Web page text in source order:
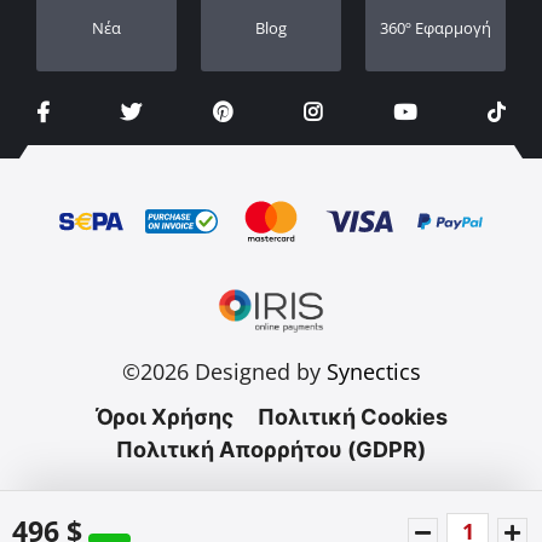
496 $
Νέα Blog 360º Εφαρμογή
©2026 Designed by Synectics
Όροι Χρήσης
Πολιτική Cookies
Πολιτική Απορρήτου (GDPR)